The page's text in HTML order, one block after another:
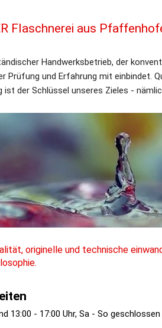
Flaschnerei aus
Handwerksbetrieb, der
Prüfung und Erfahrung mit einbindet.
ist der Schlüssel unseres Zieles -
originelle und technische
13:00 - 17:00 Uhr, Sa - So geschlossen